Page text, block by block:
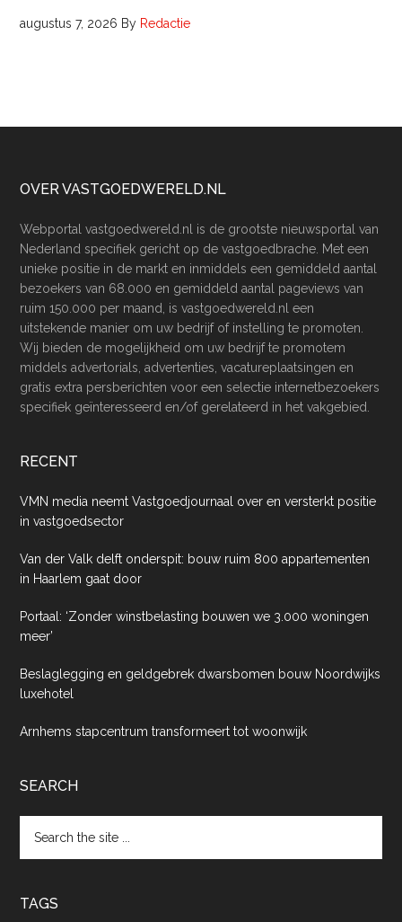
augustus 7, 2026 By Redactie
Footer
OVER VASTGOEDWERELD.NL
Webportal vastgoedwereld.nl is de grootste nieuwsportal van
Nederland specifiek gericht op de vastgoedbrache. Met een
unieke positie in de markt en inmiddels een gemiddeld aantal
bezoekers van 68.000 en gemiddeld aantal pageviews van
ruim 150.000 per maand, is vastgoedwereld.nl een
uitstekende manier om uw bedrijf of instelling te promoten.
Wij bieden de mogelijkheid om uw bedrijf te promotem
middels advertorials, advertenties, vacatureplaatsingen en
gratis extra persberichten voor een selectie internetbezoekers
specifiek geïnteresseerd en/of gerelateerd in het vakgebied.
RECENT
VMN media neemt Vastgoedjournaal over en versterkt positie
in vastgoedsector
Van der Valk delft onderspit: bouw ruim 800 appartementen
in Haarlem gaat door
Portaal: ‘Zonder winstbelasting bouwen we 3.000 woningen
meer’
Beslaglegging en geldgebrek dwarsbomen bouw Noordwijks
luxehotel
Arnhems stapcentrum transformeert tot woonwijk
SEARCH
the
TAGS